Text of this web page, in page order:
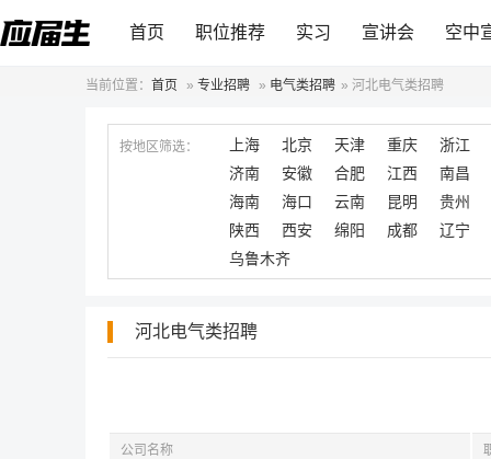
首页 职位推荐 实习 宣讲会 空中
当前位置： 首页 » 专业招聘 » 电气类招聘 » 河北电气类招聘
按地区筛选： 上海 北京 天津 重庆
浙江
济南
安徽 合肥 江西
南昌
海南
海口 云南 昆明
贵州
陕西
西安 绵阳 成都
辽宁
乌鲁木齐
河北电气类招聘
公司名称